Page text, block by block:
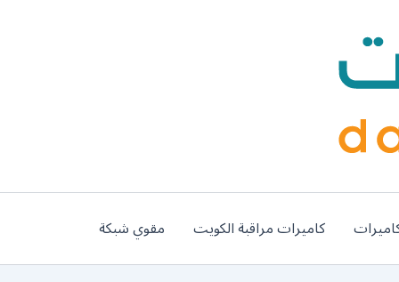
كاميرات مراقبة الكويت مقوي شبكة